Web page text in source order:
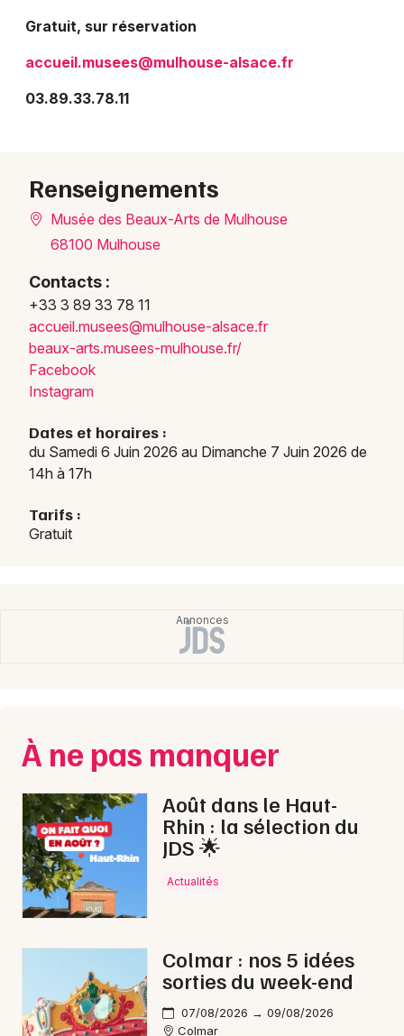
Restaurants
68 - Haut-Rhin
Choisir mes départements
Mon email
Gratuit, sur réservation
accueil.musees@mulhouse-alsace.fr
03.89.33.78.11
Renseignements
Musée des Beaux-Arts de Mulhouse
68100 Mulhouse
Contacts :
+33 3 89 33 78 11
accueil.musees@mulhouse-alsace.fr
beaux-arts.musees-mulhouse.fr/
Facebook
Instagram
Dates et horaires :
du Samedi 6 Juin 2026 au Dimanche 7 Juin 2026 de
14h à 17h
Tarifs :
Gratuit
À ne pas manquer
Août dans le Haut-
Rhin : la sélection du
JDS 🌟
Actualités
Colmar : nos 5 idées
sorties du week-end
07/08/2026 → 09/08/2026
Colmar